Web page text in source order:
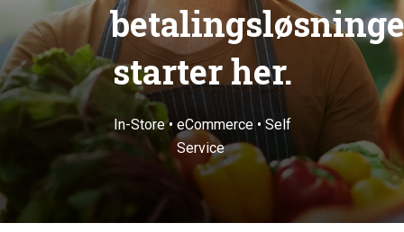
starter her.
In-Store • eCommerce • Self
Service